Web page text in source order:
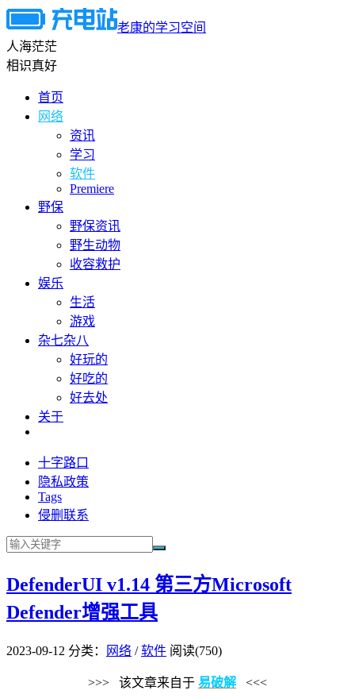
老康的学习空间
人海茫茫
相识真好
首页
网络
资讯
学习
软件
Premiere
野保
野保资讯
野生动物
收容救护
娱乐
生活
游戏
杂七杂八
好玩的
好吃的
好去处
关于
十字路口
隐私政策
Tags
侵删联系
DefenderUI v1.14 第三方Microsoft
Defender增强工具
2023-09-12 分类： 网络 /软件 阅读(750)
>>> 该文章来自于 易破解 <<<